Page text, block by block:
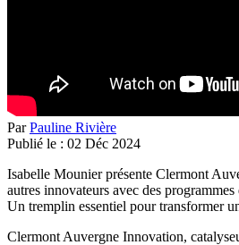
ParPauline Rivière
Publié le : 02 Déc 2024
Isabelle Mounier présente Clermont
autres innovateurs avec des
Un tremplin essentiel pour transformer
Clermont Auvergne Innovation,